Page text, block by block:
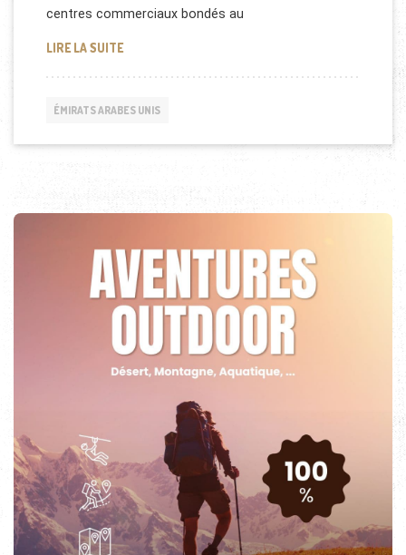
centres commerciaux bondés au
LIRE LA SUITESWISS INTERNATIONAL SCIENTIFIC SCHOOL DUBAÏ
ÉMIRATS ARABES UNIS